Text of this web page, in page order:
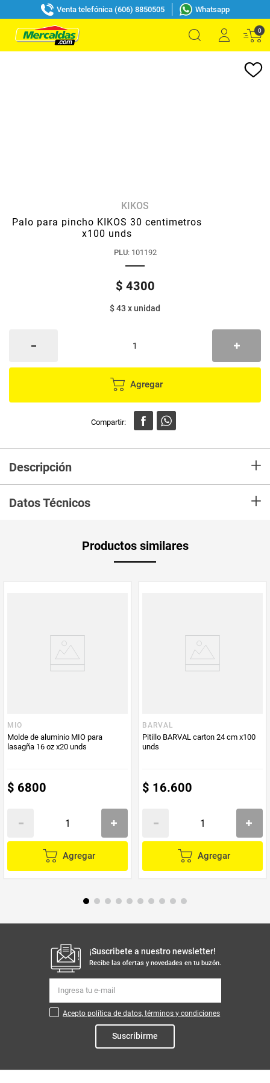
Venta telefónica (606) 8850505 Whatsapp
0
KIKOS
Palo para pincho KIKOS 30 centimetros
x100 unds
PLU: 101192
$ 4300
$ 43 xunidad
Agregar
Descripción +
Datos Técnicos +
Producto (kg)
Productos similares
MIO
Molde de aluminio MIO para
lasagña 16 oz x20 unds
$ 6800
Agregar
BARVAL
Pitillo BARVAL carton 24 cm x100
unds
$ 16.600
Agregar
¡Suscribete a nuestro newsletter!
Recibe las ofertas y novedades en tu buzón.
Acepto política de datos, términos y condiciones
Suscribirme